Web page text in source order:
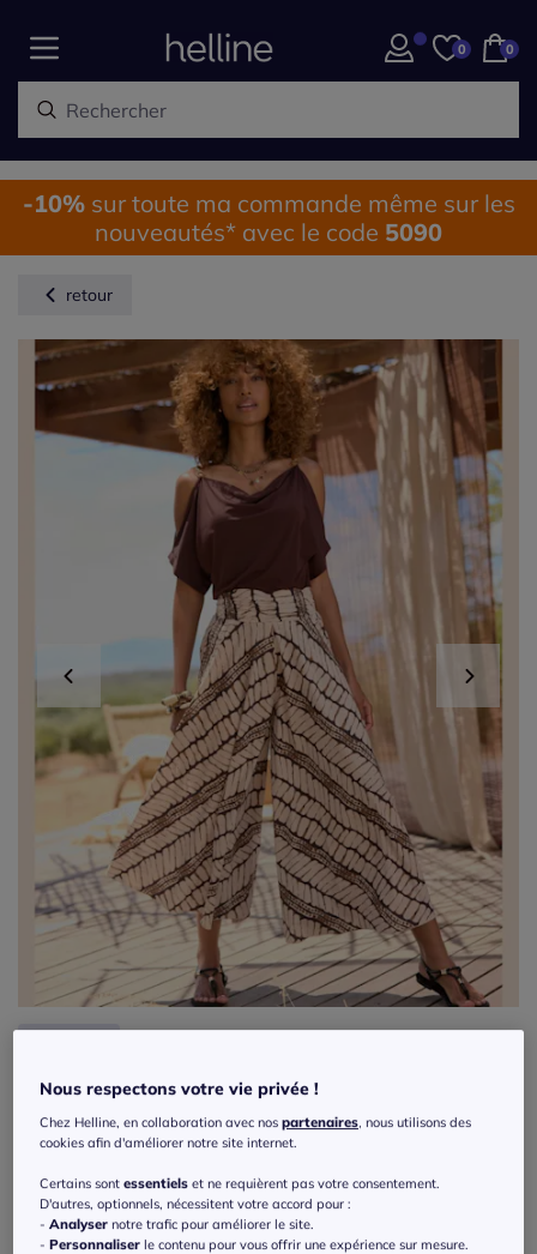
0 0
-10%sur toute ma commande même sur les
nouveautés* avec le code 5090
retour
Jupe-culotte à jambes extra-larges avec
imprimé graphique et matière fluide
4.1 /
Couleur :beige-marron imprimé
Nous respectons votre vie privée !
Chez Helline, en collaboration avec nospartenaires, nous utilisons des
cookies afin d'améliorer notre site internet.
Certains sontessentiels et ne requièrent pas votre consentement.
D'autres, optionnels, nécessitent votre accord pour :
-Analyser notre trafic pour améliorer le site.
-Personnaliser le contenu pour vous offrir une expérience sur mesure.